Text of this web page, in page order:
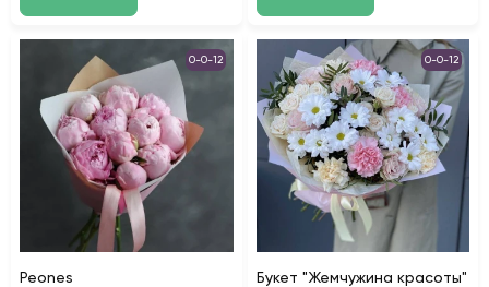
0-0-12
Peones
0-0-12
Букет "Жемчужина красоты"